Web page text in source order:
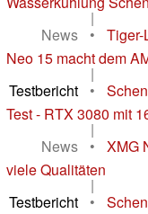
|
News
•
Neo 15 macht dem
|
Testbericht
•
Test - RTX 3080 mit
|
News
•
XMG
viele Qualitäten
|
Testbericht
•